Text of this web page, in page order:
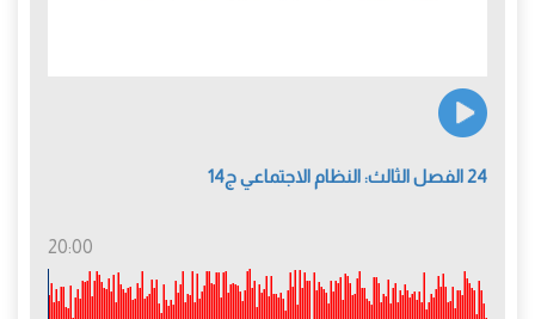
24 الفصل الثالث: النظام الاجتماعي ج14
20:00